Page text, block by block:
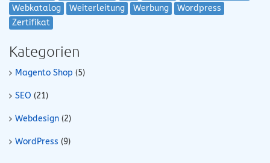
Webkatalog
Weiterleitung Werbung
Wordpress
Zertifikat
Kategorien
Magento Shop (5)
SEO (21)
Webdesign (2)
WordPress (9)